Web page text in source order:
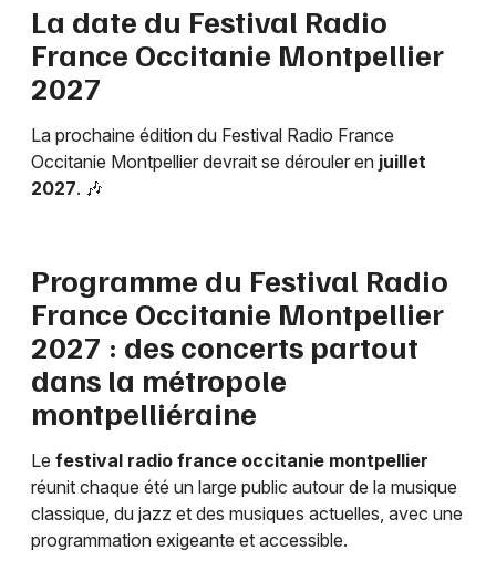
Choisir mes départements
Mon email
Je m'abonne
La date du Festival Radio
France Occitanie Montpellier
2027
La prochaine édition du Festival Radio France
Occitanie Montpellier devrait se dérouler en juillet
2027. 🎶
Programme du Festival Radio
France Occitanie Montpellier
2027 : des concerts partout
dans la métropole
montpelliéraine
Le festival radio france occitanie montpellier
réunit chaque été un large public autour de la musique
classique, du jazz et des musiques actuelles, avec une
programmation exigeante et accessible.